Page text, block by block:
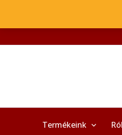
content
Termékeink